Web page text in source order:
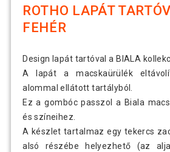
ROTHO LAPÁT
FEHÉR
Design lapát tartóval a BIALA
A lapát a macskaürülék
alommal ellátott tartályból.
Ez a gombóc passzol a Biala
és színeihez.
A készlet tartalmaz egy tekercs
alsó részébe helyezhető (az